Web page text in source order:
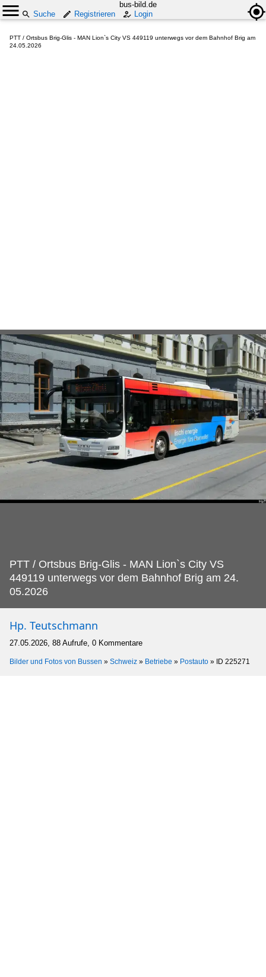
bus-bild.de
Suche
Registrieren Login
PTT / Ortsbus Brig-Glis - MAN Lion`s City VS 449119 unterwegs vor dem Bahnhof Brig am
24.05.2026
PTT / Ortsbus Brig-Glis - MAN Lion`s City VS
449119 unterwegs vor dem Bahnhof Brig am 24.
05.2026
Hp. Teutschmann
27.05.2026, 88 Aufrufe, 0 Kommentare
Bilder und Fotos von Bussen » Schweiz » Betriebe » Postauto » ID 225271